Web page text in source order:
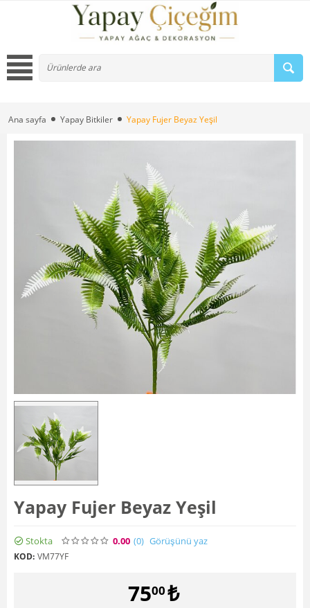
Ana sayfa Yapay Bitkiler Yapay Fujer Beyaz Yeşil
Yapay Fujer Beyaz Yeşil
Stokta 0.00 (0) Görüşünü yaz
KOD: VM77YF
7500₺